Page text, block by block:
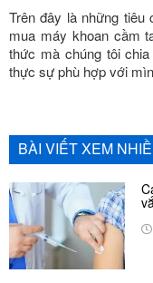
Trên đây là những tiêu
mua máy khoan cầm
thức mà chúng tôi
thực sự phù hợp với
BÀI VIẾT XEM